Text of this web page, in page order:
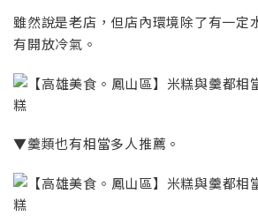
雖然說是老店，但店內環境除了有一定
有開放冷氣。
▼羹類也有相當多人推薦。